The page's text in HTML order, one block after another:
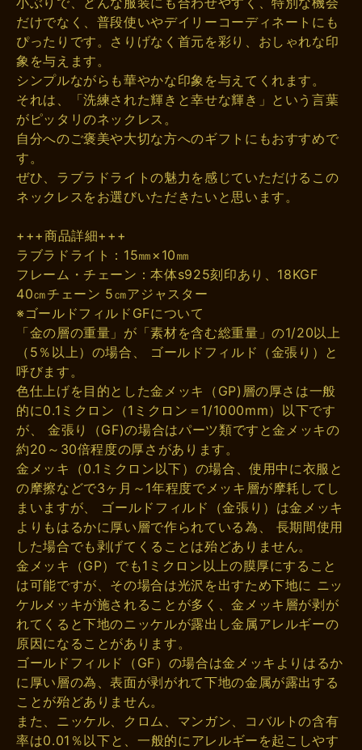
だけでなく、普段使いやデイリーコーディネートにも
ぴったりです。さりげなく首元を彩り、おしゃれな印
象を与えます。
シンプルながらも華やかな印象を与えてくれます。
それは、「洗練された輝きと幸せな輝き」という言葉
がピッタリのネックレス。
自分へのご褒美や大切な方へのギフトにもおすすめで
す。
ぜひ、ラブラドライトの魅力を感じていただけるこの
ネックレスをお選びいただきたいと思います。
+++商品詳細+++
ラブラドライト：15㎜×10㎜
フレーム・チェーン：本体s925刻印あり、18KGF
40㎝チェーン 5㎝アジャスター
※ゴールドフィルドGFについて
「金の層の重量」が「素材を含む総重量」の1/20以上
（5％以上）の場合、 ゴールドフィルド（金張り）と
呼びます。
色仕上げを目的とした金メッキ（GP)層の厚さは一般
的に0.1ミクロン（1ミクロン＝1/1000mm）以下です
が、 金張り（GF)の場合はパーツ類ですと金メッキの
約20～30倍程度の厚さがあります。
金メッキ（0.1ミクロン以下）の場合、使用中に衣服と
の摩擦などで3ヶ月～1年程度でメッキ層が摩耗してし
まいますが、 ゴールドフィルド（金張り）は金メッキ
よりもはるかに厚い層で作られている為、 長期間使用
した場合でも剥げてくることは殆どありません。
金メッキ（GP）でも1ミクロン以上の膜厚にすること
は可能ですが、その場合は光沢を出すため下地に ニッ
ケルメッキが施されることが多く、金メッキ層が剥が
れてくると下地のニッケルが露出し金属アレルギーの
原因になることがあります。
ゴールドフィルド（GF）の場合は金メッキよりはるか
に厚い層の為、表面が剥がれて下地の金属が露出する
ことが殆どありません。
また、ニッケル、クロム、マンガン、コバルトの含有
率は0.01％以下と、一般的にアレルギーを起こしやす